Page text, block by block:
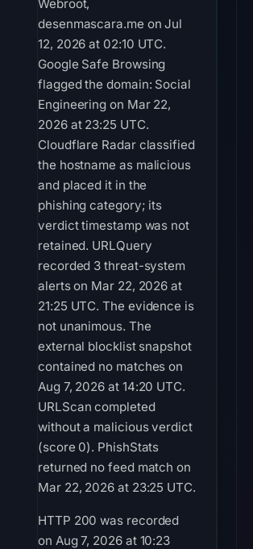
Webroot,
desenmascara.me on Jul
12, 2026 at 02:10 UTC.
Google Safe Browsing
flagged the domain: Social
Engineering on Mar 22,
2026 at 23:25 UTC.
Cloudflare Radar classified
the hostname as malicious
and placed it in the
phishing category; its
verdict timestamp was not
retained. URLQuery
recorded 3 threat-system
alerts on Mar 22, 2026 at
21:25 UTC. The evidence is
not unanimous. The
external blocklist snapshot
contained no matches on
Aug 7, 2026 at 14:20 UTC.
URLScan completed
without a malicious verdict
(score 0). PhishStats
returned no feed match on
Mar 22, 2026 at 23:25 UTC.
HTTP 200 was recorded
on Aug 7, 2026 at 10:23